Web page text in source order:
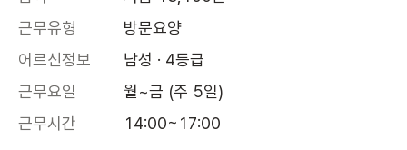
근무유형
방문요양
어르신정보
남성 · 4등급
근무요일
월~금 (주 5일)
근무시간
14:00~17:00